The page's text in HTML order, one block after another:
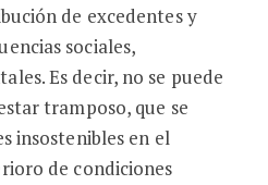
de excedentes y
sociales,
Es decir, no se puede
tramposo, que se
insostenibles en el
de condiciones